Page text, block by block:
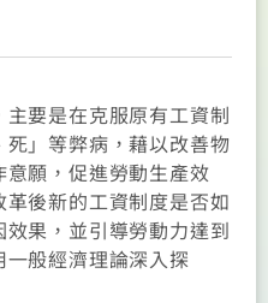
要是在克服原有工資制
」等弊病，藉以改善物
願，促進勞動生產效
後新的工資制度是否如
果，並引導勞動力達到
般經濟理論深入探